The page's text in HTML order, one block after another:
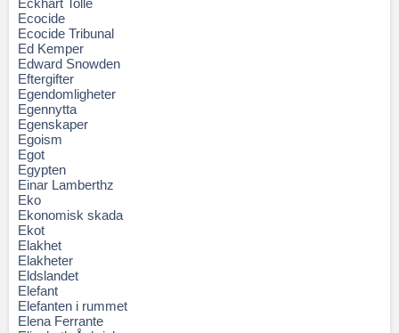
Eckhart Tolle
Ecocide
Ecocide Tribunal
Ed Kemper
Edward Snowden
Eftergifter
Egendomligheter
Egennytta
Egenskaper
Egoism
Egot
Egypten
Einar Lamberthz
Eko
Ekonomisk skada
Ekot
Elakhet
Elakheter
Eldslandet
Elefant
Elefanten i rummet
Elena Ferrante